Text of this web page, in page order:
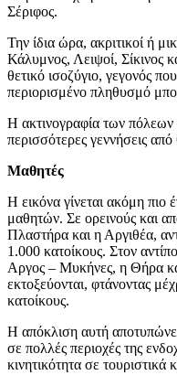
Σέριφος.
Την ίδια ώρα, ακριτικοί ή
Κάλυμνος, Λειψοί, Σίκινος
θετικό ισοζύγιο, γεγονός
περιορισμένο πληθυσμό
Η ακτινογραφία των
περισσότερες γεννήσεις
Μαθητές
Η εικόνα γίνεται ακόμη πιο
μαθητών. Σε ορεινούς και
Πλαστήρα και η Αργιθέα,
1.000 κατοίκους. Στον
Αργος – Μυκήνες, η Θήρα
εκτοξεύονται, φτάνοντας
κατοίκους.
Η απόκλιση αυτή
σε πολλές περιοχές της
κινητικότητα σε τουριστικά